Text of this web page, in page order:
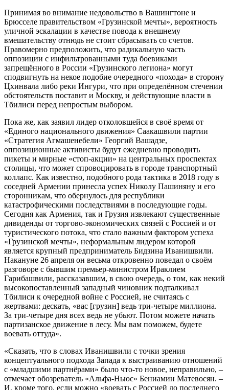
Принимая во внимание недовольство в Вашингтоне и
Брюсселе правительством «Грузинской мечты», вероятность
уличной эскалации в качестве повода к внешнему
вмешательству отнюдь не стоит сбрасывать со счетов.
Правомерно предположить, что радикальную часть
оппозиции с инфильтрованными туда боевиками
запрещённого в России «Грузинского легиона» могут
сподвигнуть на некое подобие очередного «похода» в сторону
Цхинвала либо реки Ингури, что при определённом стечении
обстоятельств поставит и Москву, и действующие власти в
Тбилиси перед непростым выбором.
Пока же, как заявил лидер отколовшейся в своё время от
«Единого национального движения» Саакашвили партии
«Стратегия Агмашенебели» Георгий Вашадзе,
оппозиционные активисты будут ежедневно проводить
пикеты и мирные «стоп-акции» на центральных проспектах
столицы, что может спровоцировать в городе транспортный
коллапс. Как известно, подобного рода тактика в 2018 году в
соседней Армении принесла успех Николу Пашиняну и его
сторонникам, что обернулось для республики
катастрофическими последствиями в последующие годы.
Сегодня как Армения, так и Грузия извлекают существенные
дивиденды от торгово-экономических связей с Россией и от
туристического потока, что стало важным фактором успеха
«Грузинской мечты», неформальным лидером которой
является крупный предприниматель Бидзина Иванишвили.
Накануне 26 апреля он весьма откровенно поведал о своём
разговоре с бывшим премьер-министром Ираклием
Гарибашвили, рассказавшим, в свою очередь, о том, как некий
высокопоставленный западный чиновник подталкивал
Тбилиси к очередной войне с Россией, не считаясь с
жертвами: дескать, «вас [грузин] ведь три-четыре миллиона.
За три-четыре дня всех ведь не убьют. Потом можете начать
партизанское движение в лесу. Мы вам поможем, будете
воевать оттуда».
«Сказать, что в словах Иванишвили с точки зрения
концептуального подхода Запада к выстраиванию отношений
с «младшими партнёрами» было что-то новое, неправильно, –
отмечает обозреватель «Альфа-Ньюс» Бениамин Матевосян. –
И, кроме того, если можно «воевать с Россией до последнего